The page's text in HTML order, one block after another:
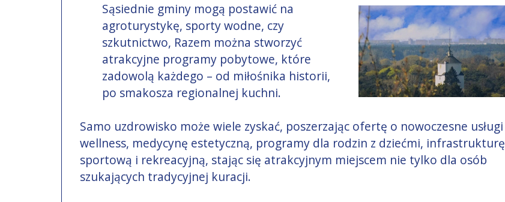
Sąsiednie gminy mogą postawić na
agroturystykę, sporty wodne, czy
szkutnictwo, Razem można stworzyć
atrakcyjne programy pobytowe, które
zadowolą każdego – od miłośnika historii,
po smakosza regionalnej kuchni.
Samo uzdrowisko może wiele zyskać, poszerzając ofertę o nowoczesne usługi
wellness, medycynę estetyczną, programy dla rodzin z dziećmi, infrastrukturę
sportową i rekreacyjną, stając się atrakcyjnym miejscem nie tylko dla osób
szukających tradycyjnej kuracji.